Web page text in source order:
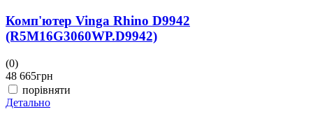
Комп'ютер Vinga Rhino D9942
(R5M16G3060WP.D9942)
(0)
48 665грн
порівняти
Детально